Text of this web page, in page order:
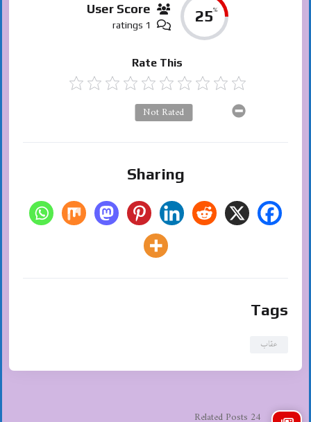
25%
User Score
1 ratings
Rate This
Not Rated
Sharing
Tags
عقاب
24 Related Posts